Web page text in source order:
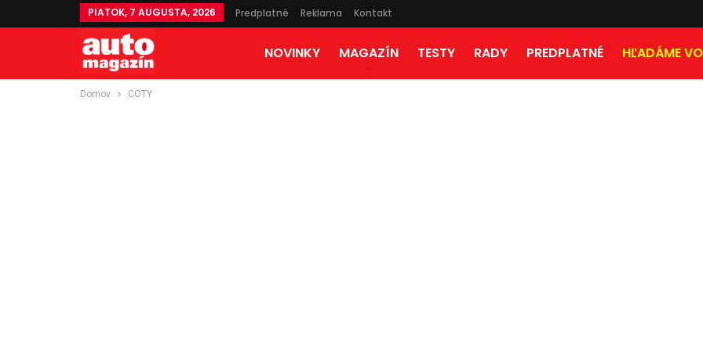
PIATOK, 7 AUGUSTA, 2026 Predplatné Reklama Kontakt
NOVINKY MAGAZÍN TESTY RADY PREDPLATNÉ HĽADÁME
Domov COTY